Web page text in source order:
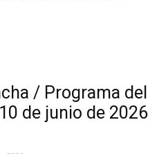
/ Programa del
de junio de 2026